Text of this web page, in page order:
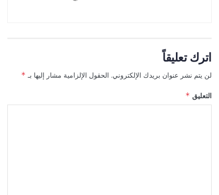
اترك تعليقاً
لن يتم نشر عنوان بريدك الإلكتروني. الحقول الإلزامية مشار إليها بـ *
التعليق *